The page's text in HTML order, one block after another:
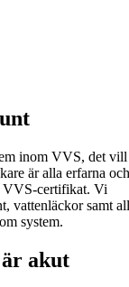
inom VVS, det vill
är alla erfarna och
VVS-certifikat. Vi
vattenläckor samt
system.
akut